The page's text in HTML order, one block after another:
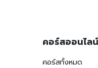
คอร์สออนไลน์
คอร์สทั้งหมด